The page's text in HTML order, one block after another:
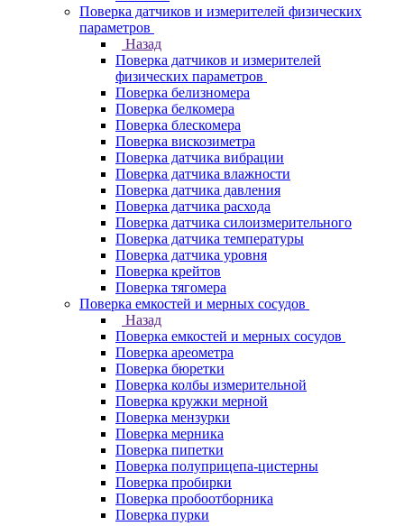
Поверка датчиков и измерителей физических
параметров
Назад
Поверка датчиков и измерителей
физических параметров
Поверка белизномера
Поверка белкомера
Поверка блескомера
Поверка вискозиметра
Поверка датчика вибрации
Поверка датчика влажности
Поверка датчика давления
Поверка датчика расхода
Поверка датчика силоизмерительного
Поверка датчика температуры
Поверка датчика уровня
Поверка крейтов
Поверка тягомера
Поверка емкостей и мерных сосудов
Назад
Поверка емкостей и мерных сосудов
Поверка ареометра
Поверка бюретки
Поверка колбы измерительной
Поверка кружки мерной
Поверка мензурки
Поверка мерника
Поверка пипетки
Поверка полуприцепа-цистерны
Поверка пробирки
Поверка пробоотборника
Поверка пурки